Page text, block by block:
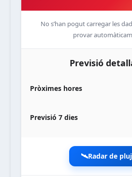
No s’han pogut carregar les
provar
Previsió
Pròximes hores
Previsió 7 dies
🛰️Radar de